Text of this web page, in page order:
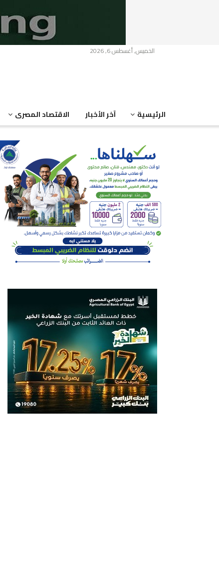
الخميس, أغسطس 6, 2026
الرئيسية آخر الأخبار الاقتصاد المصرى